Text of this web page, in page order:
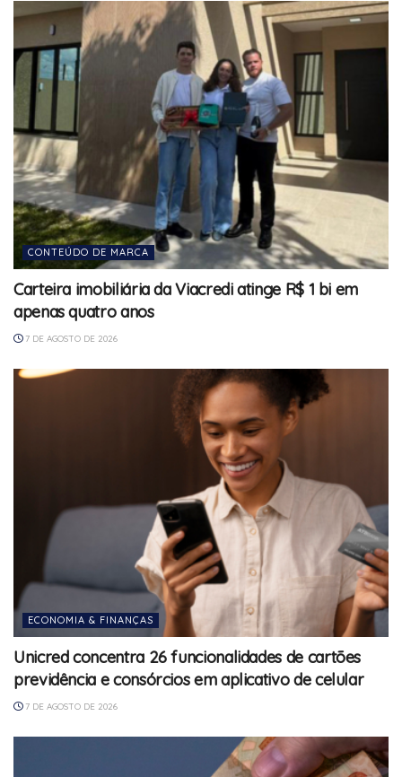
CONTEÚDO DE MARCA
Carteira imobiliária da Viacredi atinge R$ 1 bi em
apenas quatro anos
7 DE AGOSTO DE 2026
ECONOMIA & FINANÇAS
Unicred concentra 26 funcionalidades de cartões
previdência e consórcios em aplicativo de celular
7 DE AGOSTO DE 2026